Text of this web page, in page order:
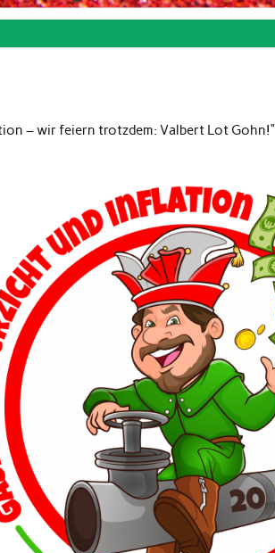
– wir feiern trotzdem: Valbert Lot Gohn!“